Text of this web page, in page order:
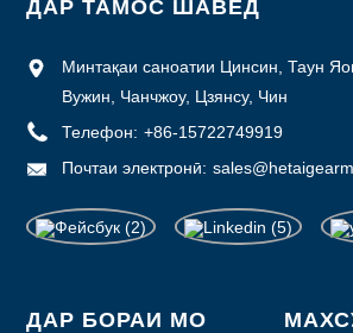
ДАР ТАМОС ШАВЕД
Минтақаи саноатии Цинсин, Таун
Вужин, Чанчжоу, Цзянсу, Чин
Телефон: +86-15722749919
Почтаи электронӣ:
ДАР БОРАИ МО